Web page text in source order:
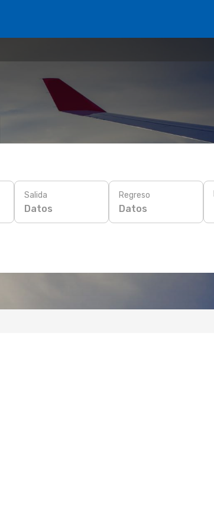
Salida
Datos
Regreso
Datos